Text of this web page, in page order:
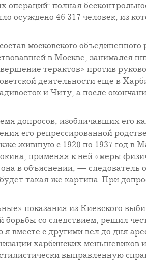
полная
осуждено 46 317 человек, из
московского объединенного
в Москве, занимался
терактов» против
деятельности еще в
и Читу, а после
допросов, изобличавших его
его репрессированной
жившую с 1920 по 1937 год в
применяя к ней «меры
в объяснении, — следователь
такая же картина. При
показания из Киевского
борьбы со следствием, решил
вместе с другими вел до дня
харбинских меньшевиков
выправленную